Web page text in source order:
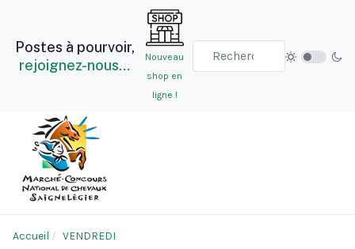
Postes à pourvoir,
rejoignez-nous…
Nouveau
shop en
ligne !
Accueil VENDREDI